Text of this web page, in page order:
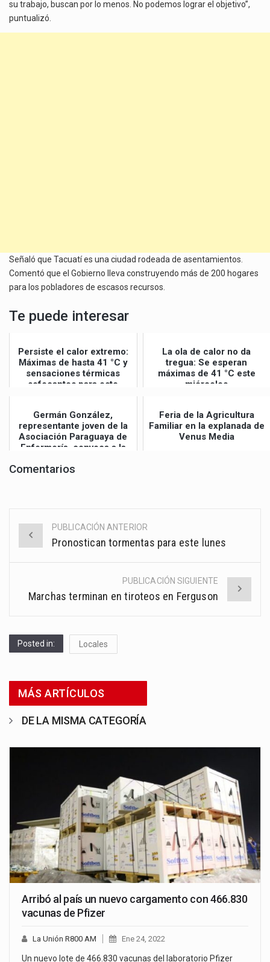
su trabajo, buscan por lo menos. No podemos lograr el objetivo”,
puntualizó.
Señaló que Tacuatí es una ciudad rodeada de asentamientos.
Comentó que el Gobierno lleva construyendo más de 200 hogares
para los pobladores de escasos recursos.
Te puede interesar
Persiste el calor extremo:
Máximas de hasta 41 °C y
sensaciones térmicas
sofocantes para este
La ola de calor no da
tregua: Se esperan
máximas de 41 °C este
miércoles
Germán González,
representante joven de la
Asociación Paraguaya de
Enfermería, convoca a la
Feria de la Agricultura
Familiar en la explanada de
Venus Media
Comentarios
Post
PUBLICACIÓN ANTERIOR
Pronostican tormentas para este lunes
PUBLICACIÓN SIGUIENTE
Marchas terminan en tiroteos en Ferguson
Posted in: Locales
MÁS ARTÍCULOS
DE LA MISMA CATEGORÍA
Arribó al país un nuevo cargamento con 466.830
vacunas de Pfizer
La Unión R800 AM Ene 24, 2022
Un nuevo lote de 466.830 vacunas del laboratorio Pfizer